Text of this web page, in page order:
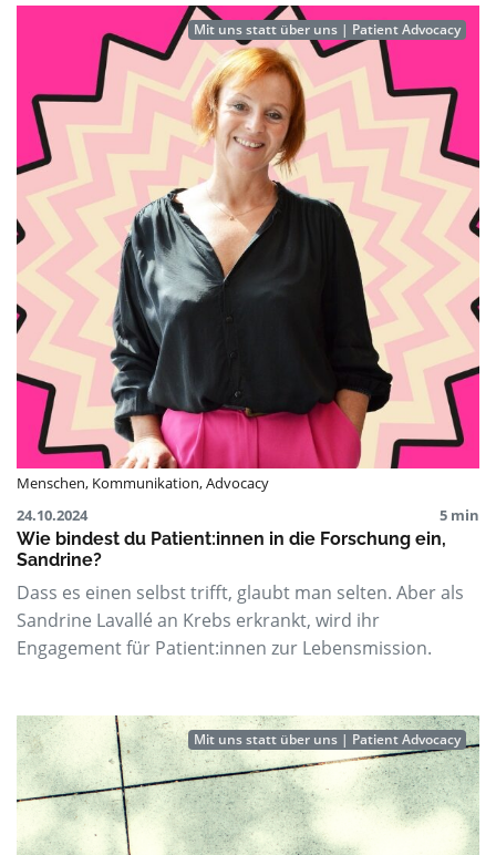
Mit uns statt über uns | Patient Advocacy
Menschen, Kommunikation,Advocacy
24.10.2024
5 min
Wie bindest du Patient:innen in die Forschung ein,
Sandrine?
Dass es einen selbst trifft, glaubt man selten. Aber als
Sandrine Lavallé an Krebs erkrankt, wird ihr
Engagement für Patient:innen zur Lebensmission.
Mit uns statt über uns | Patient Advocacy